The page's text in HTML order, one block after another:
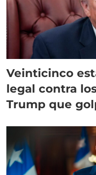
Veinticinco
legal contra
Trump que